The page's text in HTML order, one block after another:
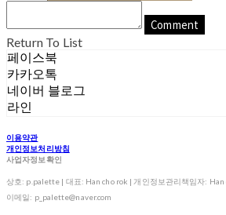
Comment
Return To List
페이스북
카카오톡
네이버 블로그
라인
이용약관
개인정보처리방침
사업자정보확인
상호: p.palette | 대표: Han cho rok | 개인정보관리책임자:
이메일: p_palette@naver.com